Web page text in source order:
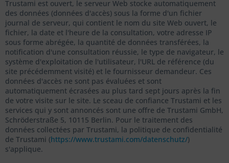
Trustami est ouvert, le serveur Web stocke automatiquement
des données (données d'accès) sous la forme d'un fichier
journal de serveur, qui contient le nom du site Web ouvert, le
fichier, la date et l'heure de la consultation, votre adresse IP
sous forme abrégée, la quantité de données transférées, la
notification d'une consultation réussie, le type de navigateur, le
système d'exploitation de l'utilisateur, l'URL de référence (du
site précédemment visité) et le fournisseur demandeur. Ces
données d'accès ne sont pas évaluées et sont
automatiquement écrasées au plus tard sept jours après la fin
de votre visite sur le site. Le sceau de confiance Trustami et les
services qui y sont annoncés sont une offre de Trustami GmbH,
Schröderstraße 5, 10115 Berlin. Pour le traitement des
données collectées par Trustami, la politique de confidentialité
de Trustami (https://www.trustami.com/datenschutz/)
s'applique.